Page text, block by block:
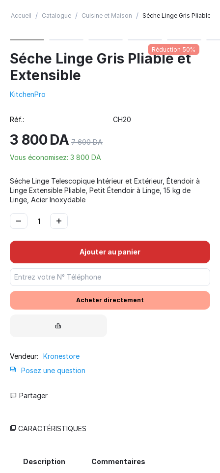
Accueil / Catalogue / Cuisine et Maison / Séche Linge Gris Pliable et
Réduction 50%
Séche Linge Gris Pliable et
Extensible
KitchenPro
Réf.: CH20
3 800DA 7 600 DA
Vous économisez: 3 800 DA
Séche Linge Telescopique Intérieur et Extérieur, Étendoir à
Linge Extensible Pliable, Petit Étendoir à Linge, 15 kg de
Linge, Acier Inoxydable
+
−
Ajouter au panier
Acheter directement
Vendeur:
Kronestore
Posez une question
Partager
CARACTÉRISTIQUES
Description Commentaires